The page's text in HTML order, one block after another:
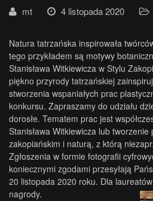
mt 4 listopada 2020
Natura tatrzańska inspirowała
tego przykładem są motywy
Stanisława Witkiewicza w Stylu
piękno przyrody tatrzańskiej
stworzenia wspaniałych prac
konkursu. Zapraszamy do udziału
dorosłe. Tematem prac jest
Stanisława Witkiewicza lub
zakopiańskim i naturą, z którą
Zgłoszenia w formie fotografii
koniecznymi zgodami przesyłają
20 listopada 2020 roku. Dla
nagrody.